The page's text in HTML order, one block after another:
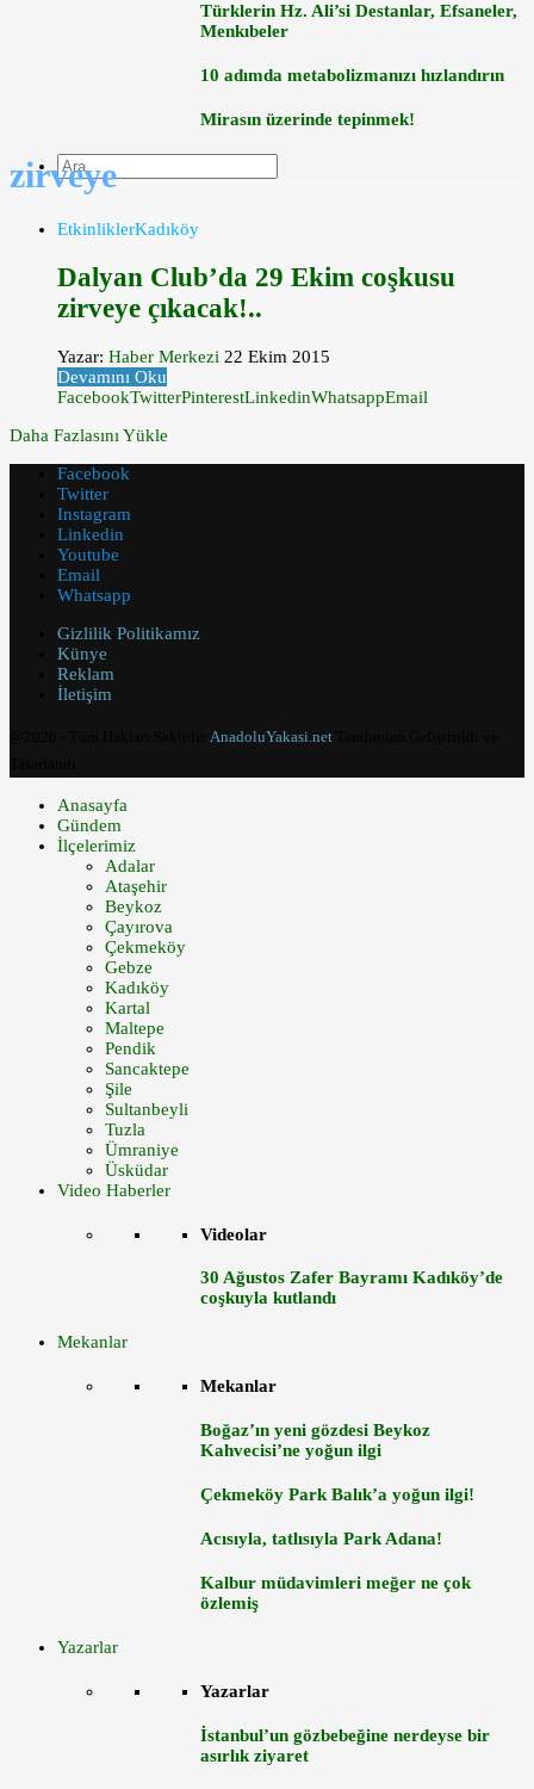
Türklerin Hz. Ali’si Destanlar, Efsaneler,
Menkıbeler
10 adımda metabolizmanızı hızlandırın
Mirasın üzerinde tepinmek!
zirveye
EtkinliklerKadıköy
Dalyan Club’da 29 Ekim coşkusu
zirveye çıkacak!..
Yazar: Haber Merkezi 22 Ekim 2015
Devamını Oku
FacebookTwitterPinterestLinkedinWhatsappEmail
Daha Fazlasını Yükle
Facebook
Twitter
Instagram
Linkedin
Youtube
Email
Whatsapp
Gizlilik Politikamız
Künye
Reklam
İletişim
AnadoluYakasi.net
Anasayfa
Gündem
İlçelerimiz
Adalar
Ataşehir
Beykoz
Çayırova
Çekmeköy
Gebze
Kadıköy
Kartal
Maltepe
Pendik
Sancaktepe
Şile
Sultanbeyli
Tuzla
Ümraniye
Üsküdar
Video Haberler
Videolar
30 Ağustos Zafer Bayramı Kadıköy’de
coşkuyla kutlandı
Mekanlar
Mekanlar
Boğaz’ın yeni gözdesi Beykoz
Kahvecisi’ne yoğun ilgi
Çekmeköy Park Balık’a yoğun ilgi!
Acısıyla, tatlısıyla Park Adana!
Kalbur müdavimleri meğer ne çok
özlemiş
Yazarlar
Yazarlar
İstanbul’un gözbebeğine nerdeyse bir
asırlık ziyaret